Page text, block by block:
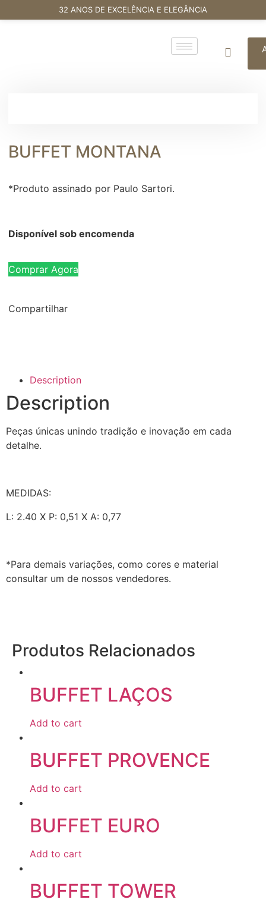
32 ANOS DE EXCELÊNCIA E ELEGÂNCIA
BUFFET MONTANA
*Produto assinado por Paulo Sartori.
Disponível sob encomenda
Comprar Agora
Compartilhar
Description
Description
Peças únicas unindo tradição e inovação em cada
detalhe.
MEDIDAS:
L: 2.40 X P: 0,51 X A: 0,77
*Para demais variações, como cores e material
consultar um de nossos vendedores.
Produtos Relacionados
BUFFET LAÇOS
Add to cart
BUFFET PROVENCE
Add to cart
BUFFET EURO
Add to cart
BUFFET TOWER